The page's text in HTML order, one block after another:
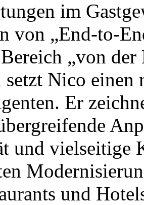
im
von „End-to-
„von
setzt Nico
Er
und vielseitige
und